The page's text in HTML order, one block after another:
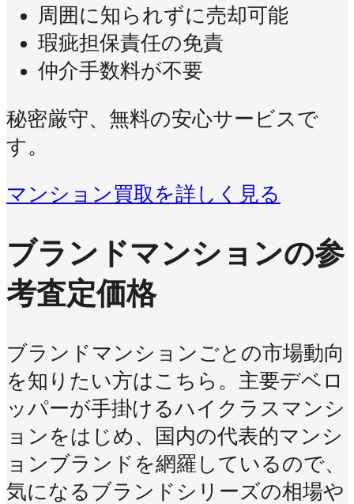
周囲に知られずに売却可能
瑕疵担保責任の免責
仲介手数料が不要
秘密厳守、無料の安心サービスで
す。
マンション買取を詳しく見る
ブランドマンションの参
考査定価格
ブランドマンションごとの市場動向
を知りたい方はこちら。主要デベロ
ッパーが手掛けるハイクラスマンシ
ョンをはじめ、国内の代表的マンシ
ョンブランドを網羅しているので、
気になるブランドシリーズの相場や